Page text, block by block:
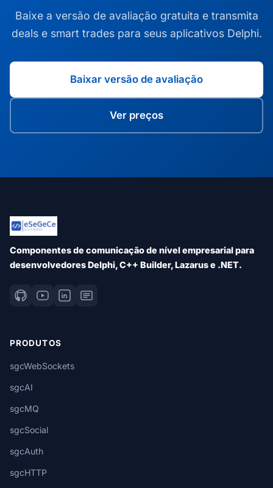
Baixe a versão de avaliação gratuita e transmita
deals e smart trades para seus aplicativos Delphi.
Baixar versão de avaliação
Ver preços
Componentes de comunicação de nível empresarial para
desenvolvedores Delphi, C++ Builder, Lazarus e .NET.
PRODUTOS
sgcWebSockets
sgcAI
sgcMQ
sgcSocial
sgcAuth
sgcHTTP